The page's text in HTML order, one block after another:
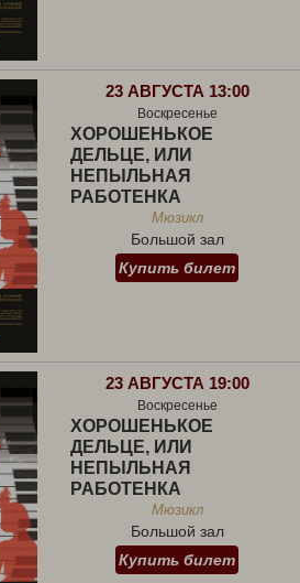
23 АВГУСТА 13:00
Воскресенье
ХОРОШЕНЬКОЕ
ДЕЛЬЦЕ, ИЛИ
НЕПЫЛЬНАЯ
РАБОТЕНКА
Мюзикл
Большой зал
Купить билет
23 АВГУСТА 19:00
Воскресенье
ХОРОШЕНЬКОЕ
ДЕЛЬЦЕ, ИЛИ
НЕПЫЛЬНАЯ
РАБОТЕНКА
Мюзикл
Большой зал
Купить билет